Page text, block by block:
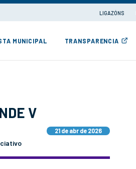
LIGAZÓNS
MUNICIPAL TRANSPARENCIA
V
21 de abr de 2026